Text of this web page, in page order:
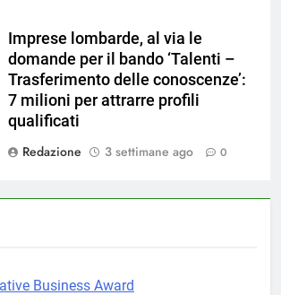
Imprese lombarde, al via le
domande per il bando ‘Talenti –
Trasferimento delle conoscenze’:
7 milioni per attrarre profili
qualificati
Redazione
3 settimane ago 0
Business Award